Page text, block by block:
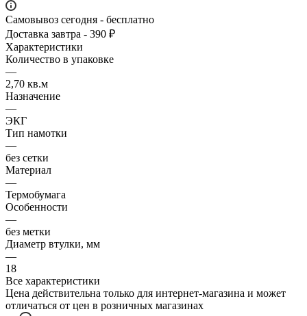
Самовывоз сегодня - бесплатно
Доставка завтра - 390 ₽
Характеристики
Количество в упаковке
—
2,70 кв.м
Назначение
—
ЭКГ
Тип намотки
—
без сетки
Материал
—
Термобумага
Особенности
—
без метки
Диаметр втулки, мм
—
18
Все характеристики
Цена действительна только для интернет-магазина и может
отличаться от цен в розничных магазинах